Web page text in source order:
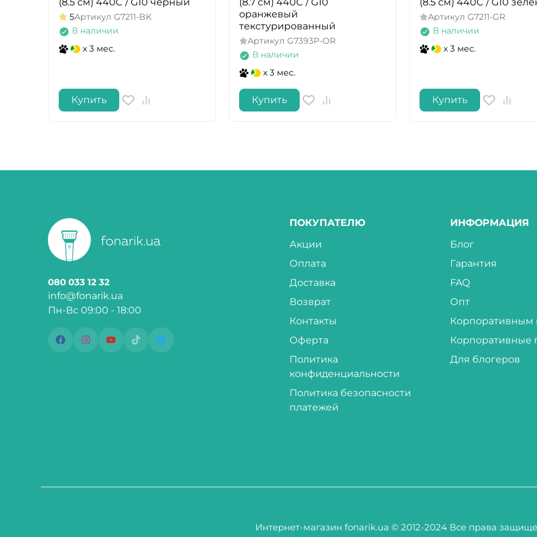
(8.5 см) 440C / G10 черный
5Артикул G7211-BK
В наличии
x 3 мес.
Купить
(8.7 см) 440C / G10
оранжевый
текстурированный
Артикул G7393P-OR
В наличии
x 3 мес.
Купить
(8.5 см) 440C / G10
Артикул G7211-GR
В наличии
x 3 мес.
Купить
080 033 12 32
info@fonarik.ua
Пн-Вс 09:00 - 18:00
ПОКУПАТЕЛЮ
Акции
Оплата
Доставка
Возврат
Контакты
Оферта
Политика
конфиденциальности
Политика безопасности
платежей
ИНФОРМАЦИЯ
Блог
Гарантия
FAQ
Опт
Корпоративным
Корпоративные
Для блогеров
Интернет-магазин fonarik.ua © 2012-2024 Все права